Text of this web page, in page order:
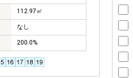
112.97㎡
なし
200.0%